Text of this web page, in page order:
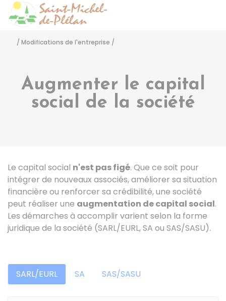
/ Modifications de l'entreprise /
Augmenter le capital
social de la société
Le capital social n'est pas figé. Que ce soit pour
intégrer de nouveaux associés, améliorer sa situation
financière ou renforcer sa crédibilité, une société
peut réaliser une augmentation de capital social.
Les démarches à accomplir varient selon la forme
juridique de la société (SARL/EURL, SA ou SAS/SASU).
SARL/EURL SA SAS/SASU